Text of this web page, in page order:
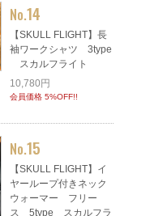
No.14
【SKULL FLIGHT】長
袖ワークシャツ 3type
スカルフライト
10,780円
会員価格 5%OFF!!
No.15
【SKULL FLIGHT】イ
ヤーループ付きネック
ウォーマー フリー
ス 5type スカルフラ